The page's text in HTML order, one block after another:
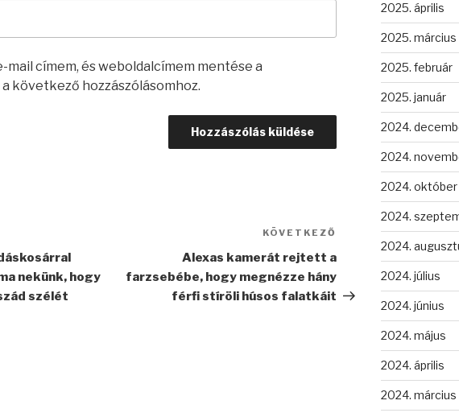
mail címem, és weboldalcímem mentése a
következő hozzászólásomhoz.
nekünk, hogy
szélét
Következő
bejegyzés
KÖVETKEZŐ
Alexas kamerát rejtett a
farzsebébe, hogy megnézze hány
férfi stíröli húsos falatkáit
2025. április
2025. március
2025. február
2025. január
2024.
2024.
2024. október
2024.
2024.
2024. július
2024. június
2024. május
2024. április
2024. március